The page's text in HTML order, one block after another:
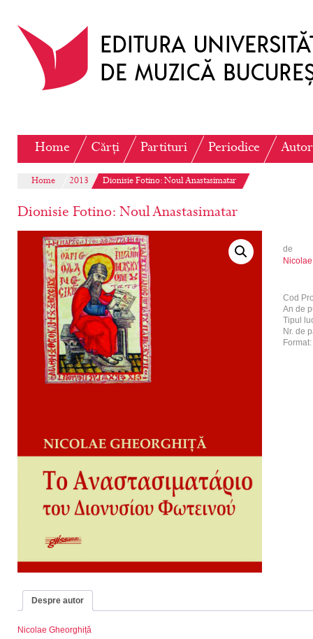
Home Cărți Partituri Periodice
Home 2013 Dionisie Fotino: Noul Anastasimatar
Dionisie Fotino: Noul Anastasimatar
de
Cod
An de
Tipul
Nr. de
Format:
Despre autor
Nicolae Gheorghiță